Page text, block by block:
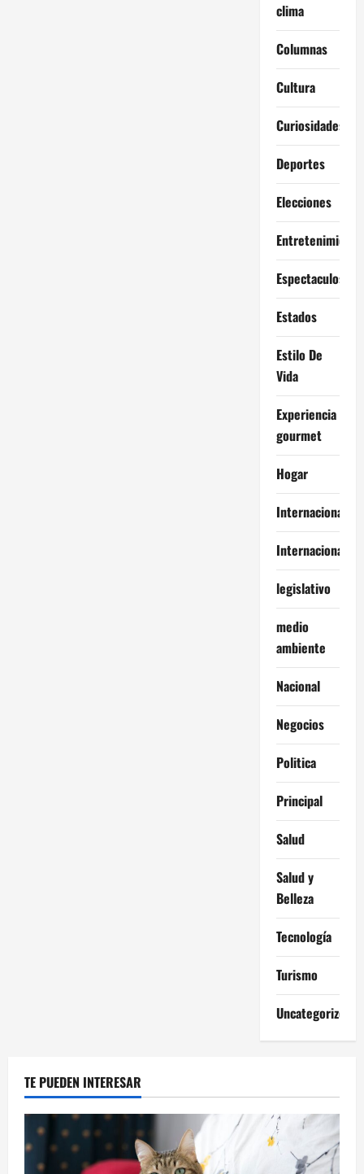
clima
Columnas
Cultura
Curiosidades
Deportes
Elecciones
Entretenimiento
Espectaculos
Estados
Estilo De
Vida
Experiencia
gourmet
Hogar
Internacional
Internacionales
legislativo
medio
ambiente
Nacional
Negocios
Politica
Principal
Salud
Salud y
Belleza
Tecnología
Turismo
Uncategorized
TE PUEDEN INTERESAR